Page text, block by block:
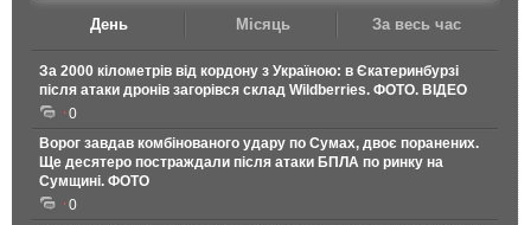
День Місяць За весь час
За 2000 кілометрів від кордону з Україною: в Єкатеринбурзі
після атаки дронів загорівся склад Wildberries. ФОТО. ВІДЕО
0
Ворог завдав комбінованого удару по Сумах, двоє поранених.
Ще десятеро постраждали після атаки БПЛА по ринку на
Сумщині. ФОТО
0